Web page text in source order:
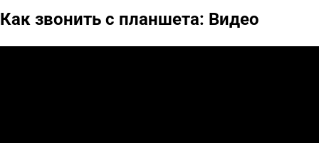
Как звонить с планшета: Видео